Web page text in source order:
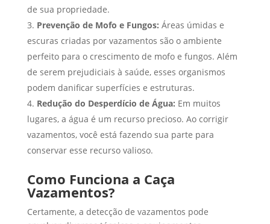
de sua propriedade.
Prevenção de Mofo e Fungos: Áreas úmidas e
escuras criadas por vazamentos são o ambiente
perfeito para o crescimento de mofo e fungos. Além
de serem prejudiciais à saúde, esses organismos
podem danificar superfícies e estruturas.
Redução do Desperdício de Água: Em muitos
lugares, a água é um recurso precioso. Ao corrigir
vazamentos, você está fazendo sua parte para
conservar esse recurso valioso.
Como Funciona a Caça
Vazamentos?
Certamente, a detecção de vazamentos pode